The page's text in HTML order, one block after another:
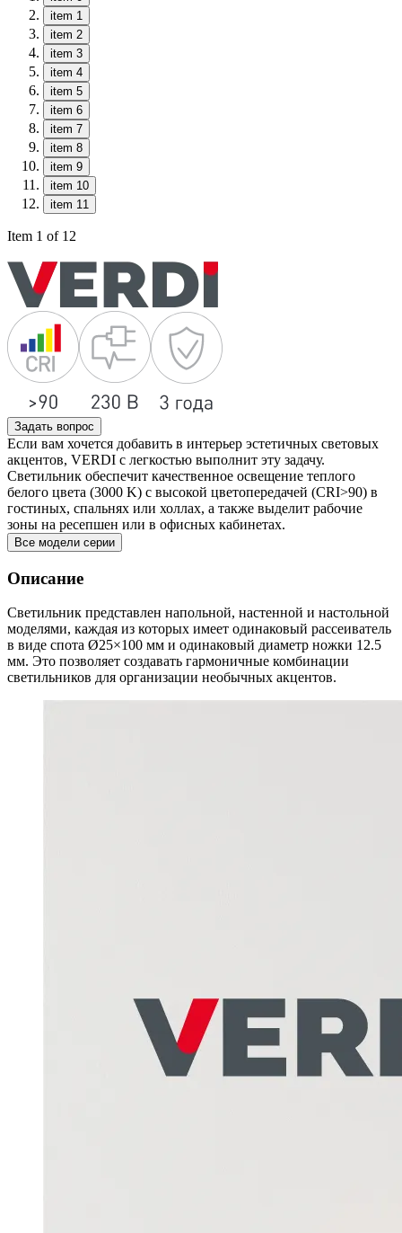
item 1
item 2
item 3
item 4
item 5
item 6
item 7
item 8
item 9
item 10
item 11
Item 1 of 12
Задать вопрос
Если вам хочется добавить в интерьер эстетичных световых
акцентов, VERDI с легкостью выполнит эту задачу.
Светильник обеспечит качественное освещение теплого
белого цвета (3000 K) с высокой цветопередачей (CRI>90) в
гостиных, спальнях или холлах, а также выделит рабочие
зоны на ресепшен или в офисных кабинетах.
Все модели серии
Описание
Светильник представлен напольной, настенной и настольной
моделями, каждая из которых имеет одинаковый рассеиватель
в виде спота Ø25×100 мм и одинаковый диаметр ножки 12.5
мм. Это позволяет создавать гармоничные комбинации
светильников для организации необычных акцентов.